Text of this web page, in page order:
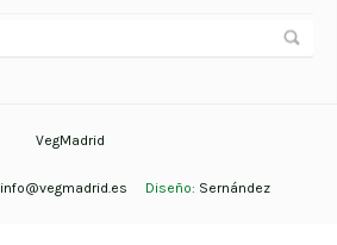
VegMadrid
info@vegmadrid.es Diseño: Sernández